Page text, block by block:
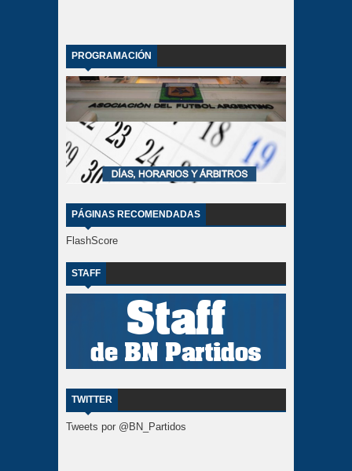
PROGRAMACIÓN
PÁGINAS RECOMENDADAS
FlashScore
STAFF
TWITTER
Tweets por @BN_Partidos